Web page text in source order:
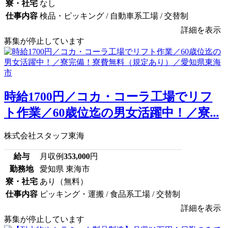
寮・社宅 なし
仕事内容 検品・ピッキング / 自動車系工場 / 交替制
詳細を表示
募集が停止しています
時給1700円／コカ・コーラ工場でリフ
ト作業／60歳位迄の男女活躍中！／寮...
株式会社スタッフ東海
給与 月収例353,000円
勤務地
愛知県 東海市
寮・社宅 あり（無料）
仕事内容 ピッキング・運搬 / 食品系工場 / 交替制
詳細を表示
募集が停止しています